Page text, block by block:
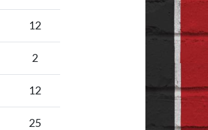
12
2
12
25